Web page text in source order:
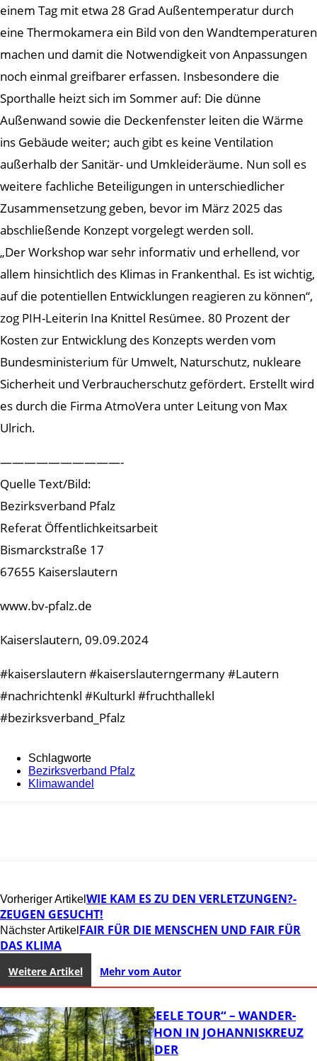
einem Tag mit etwa 28 Grad Außentemperatur durch
eine Thermokamera ein Bild von den Wandtemperaturen
machen und damit die Notwendigkeit von Anpassungen
noch einmal greifbarer erfassen. Insbesondere die
Sporthalle heizt sich im Sommer auf: Die dünne
Außenwand sowie die Deckenfenster leiten die Wärme
ins Gebäude weiter; auch gibt es keine Ventilation
außerhalb der Sanitär- und Umkleideräume. Nun soll es
weitere fachliche Beteiligungen in unterschiedlicher
Zusammensetzung geben, bevor im März 2025 das
abschließende Konzept vorgelegt werden soll.
„Der Workshop war sehr informativ und erhellend, vor
allem hinsichtlich des Klimas in Frankenthal. Es ist wichtig,
auf die potentiellen Entwicklungen reagieren zu können“,
zog PIH-Leiterin Ina Knittel Resümee. 80 Prozent der
Kosten zur Entwicklung des Konzepts werden vom
Bundesministerium für Umwelt, Naturschutz, nukleare
Sicherheit und Verbraucherschutz gefördert. Erstellt wird
es durch die Firma AtmoVera unter Leitung von Max
Ulrich.
——————————-
Quelle Text/Bild:
Bezirksverband Pfalz
Referat Öffentlichkeitsarbeit
Bismarckstraße 17
67655 Kaiserslautern
www.bv-pfalz.de
Kaiserslautern, 09.09.2024
#kaiserslautern #kaiserslauterngermany #Lautern
#nachrichtenkl #Kulturkl #fruchthallekl
#bezirksverband_Pfalz
Schlagworte
Bezirksverband Pfalz
Klimawandel
Vorheriger Artikel WIE KAM ES ZU DEN VERLETZUNGEN?-
ZEUGEN GESUCHT!
Nächster Artikel FAIR FÜR DIE MENSCHEN UND FAIR FÜR
DAS KLIMA
Weitere Artikel Mehr vom Autor
„HERZ UND SEELE TOUR“ – WANDER-
HALBMARATHON IN JOHANNISKREUZ
STARTET WIEDER